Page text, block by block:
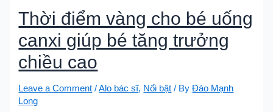
Thời điểm vàng cho bé uống
canxi giúp bé tăng trưởng
chiều cao
Leave a Comment /Alo bác sĩ, Nổi bật / ByĐào Mạnh
Long